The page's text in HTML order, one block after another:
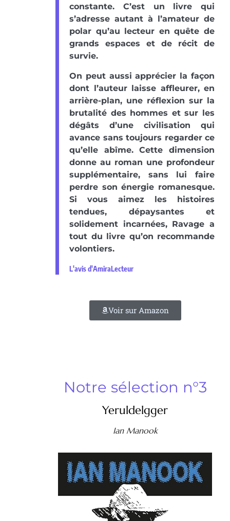
constante. C’est un livre qui
s’adresse autant à l’amateur de
polar qu’au lecteur en quête de
grands espaces et de récit de
survie.
On peut aussi apprécier la façon
dont l’auteur laisse affleurer, en
arrière-plan, une réflexion sur la
brutalité des hommes et sur les
dégâts d’une civilisation qui
avance sans toujours regarder ce
qu’elle abîme. Cette dimension
donne au roman une profondeur
supplémentaire, sans lui faire
perdre son énergie romanesque.
Si vous aimez les histoires
tendues, dépaysantes et
solidement incarnées, Ravage a
tout du livre qu’on recommande
volontiers.
L'avis d'AmiraLecteur
Voir sur Amazon
Notre sélection n°3
Yeruldelgger
Ian Manook